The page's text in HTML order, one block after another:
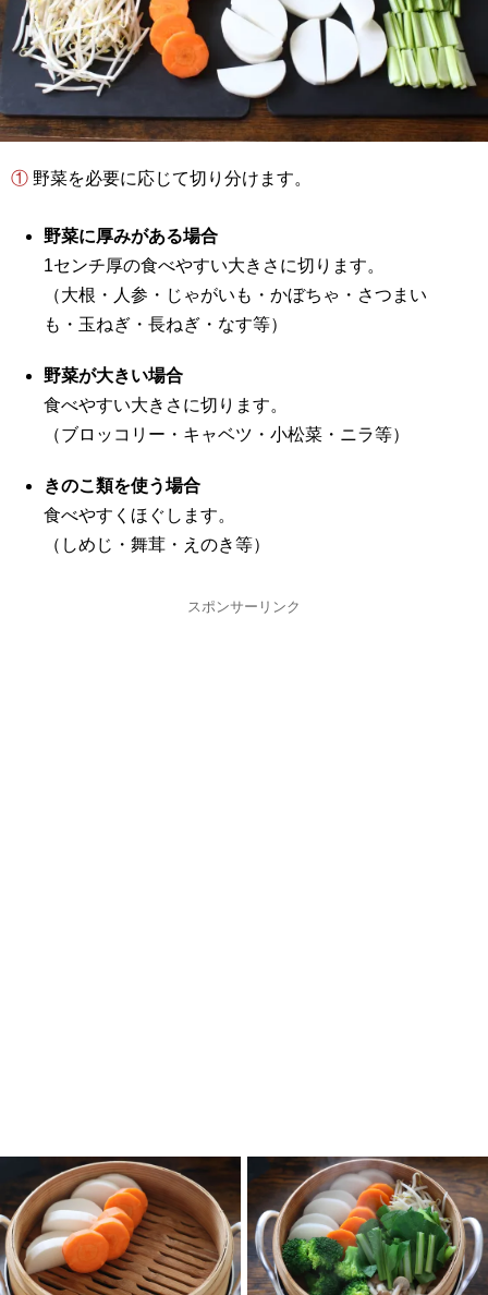
① 野菜を必要に応じて切り分けます。
野菜に厚みがある場合
1センチ厚の食べやすい大きさに切ります。
（大根・人参・じゃがいも・かぼちゃ・さつまい
も・玉ねぎ・長ねぎ・なす等）
野菜が大きい場合
食べやすい大きさに切ります。
（ブロッコリー・キャベツ・小松菜・ニラ等）
きのこ類を使う場合
食べやすくほぐします。
（しめじ・舞茸・えのき等）
スポンサーリンク